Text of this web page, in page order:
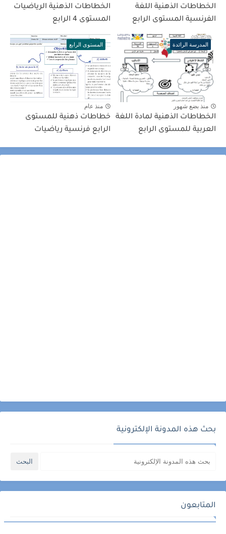
الخطاطات الذهنية اللغة
الفرنسية المستوى الرابع
الخطاطات الذهنية الرياضيات
المستوى 4 الرابع
المدرسة الرائدة
منذ بضع شهور
الخطاطات الذهنية لمادة اللغة
العربية للمستوى الرابع
المستوى الرابع
منذ عام
خطاطات ذهنية للمستوى
الرابع فرنسية رياضيات
بحث هذه المدونة الإلكترونية
المتابعون